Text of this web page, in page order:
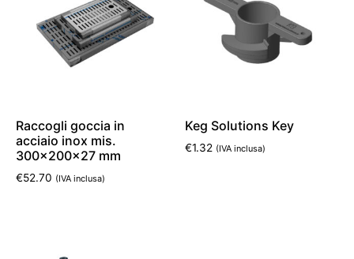
Raccogli goccia in
acciaio inox mis.
300x200x27 mm
€52.70 (IVA inclusa)
Keg Solutions Key
€1.32 (IVA inclusa)